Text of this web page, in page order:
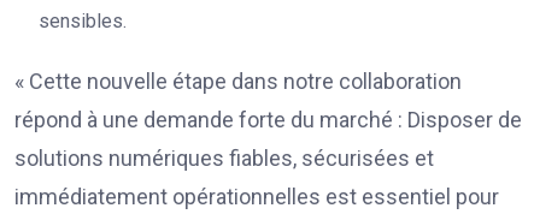
sensibles.
« Cette nouvelle étape dans notre collaboration
répond à une demande forte du marché : Disposer de
solutions numériques fiables, sécurisées et
immédiatement opérationnelles est essentiel pour